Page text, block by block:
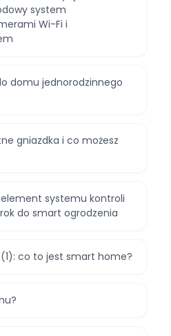
system
Wi-Fi i
domu jednorodzinnego
gniazdka i co możesz
systemu kontroli
do smart ogrodzenia
co to jest smart home?